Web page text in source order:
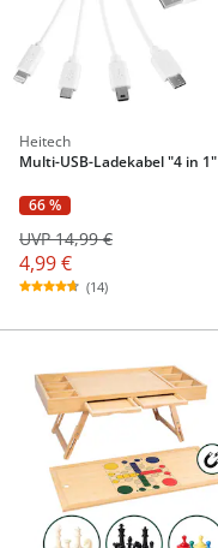
Heitech
Multi-USB-Ladekabel "4 in 1"
66 %
4,99 €
UVP 14,99 €
(14)